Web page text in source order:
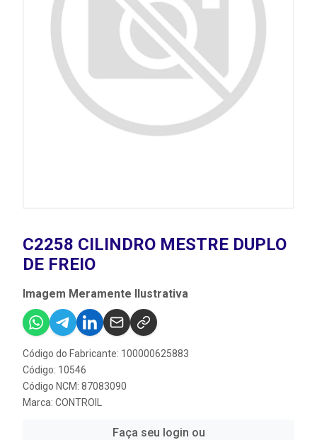
C2258 CILINDRO MESTRE DUPLO
DE FREIO
Imagem Meramente Ilustrativa
Código do Fabricante: 100000625883
Código: 10546
Código NCM: 87083090
Marca: CONTROIL
Faça seu login ou